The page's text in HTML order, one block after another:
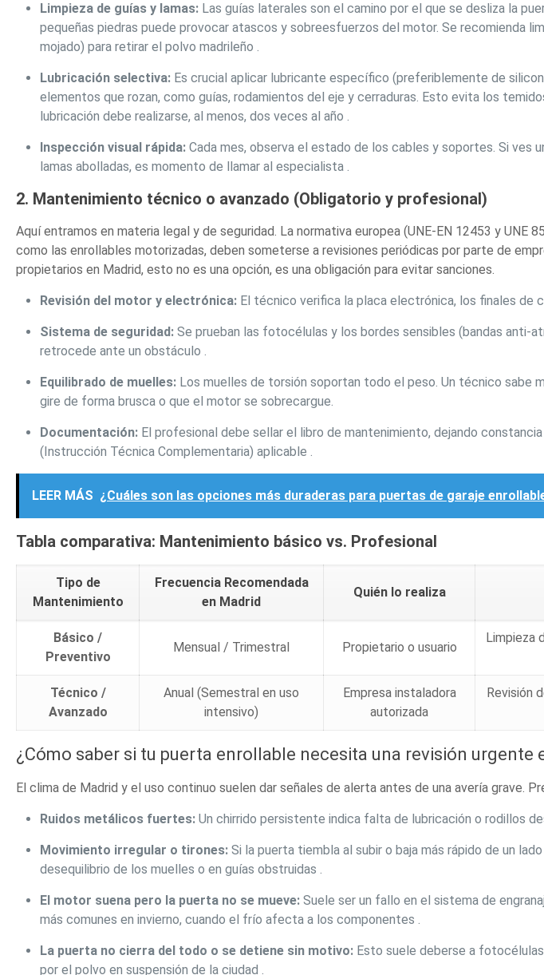
Limpieza de guías y lamas: Las guías laterales son el camino por el que se desliza la
pequeñas piedras puede provocar atascos y sobreesfuerzos del motor. Se recomienda
mojado) para retirar el polvo madrileño .
Lubricación selectiva: Es crucial aplicar lubricante específico (preferiblemente de
elementos que rozan, como guías, rodamientos del eje y cerraduras. Esto evita los
lubricación debe realizarse, al menos, dos veces al año .
Inspección visual rápida: Cada mes, observa el estado de los cables y soportes. Si ves
lamas abolladas, es momento de llamar al especialista .
2. Mantenimiento técnico o avanzado (Obligatorio y profesional)
Aquí entramos en materia legal y de seguridad. La normativa europea (UNE-EN 12453 y UNE
como las enrollables motorizadas, deben someterse a revisiones periódicas por parte de
propietarios en Madrid, esto no es una opción, es una obligación para evitar sanciones.
Revisión del motor y electrónica: El técnico verifica la placa electrónica, los finales de
Sistema de seguridad: Se prueban las fotocélulas y los bordes sensibles (bandas anti-
retrocede ante un obstáculo .
Equilibrado de muelles: Los muelles de torsión soportan todo el peso. Un técnico sabe
gire de forma brusca o que el motor se sobrecargue.
Documentación: El profesional debe sellar el libro de mantenimiento, dejando
(Instrucción Técnica Complementaria) aplicable .
LEER MÁS ¿Cuáles son las opciones más duraderas para puertas de garaje
Tabla comparativa: Mantenimiento básico vs. Profesional
Tipo de
Mantenimiento
Frecuencia Recomendada
en Madrid
Quién lo realiza
Básico /
Preventivo
Mensual / Trimestral Propietario o usuario
Limpieza
Técnico /
Avanzado
Anual (Semestral en uso
intensivo)
Empresa instaladora
autorizada
Revisión
¿Cómo saber si tu puerta enrollable necesita una revisión urgente
El clima de Madrid y el uso continuo suelen dar señales de alerta antes de una avería grave.
Ruidos metálicos fuertes: Un chirrido persistente indica falta de lubricación o rodillos
Movimiento irregular o tirones: Si la puerta tiembla al subir o baja más rápido de un
desequilibrio de los muelles o en guías obstruidas .
El motor suena pero la puerta no se mueve: Suele ser un fallo en el sistema de
más comunes en invierno, cuando el frío afecta a los componentes .
La puerta no cierra del todo o se detiene sin motivo: Esto suele deberse a
por el polvo en suspensión de la ciudad .